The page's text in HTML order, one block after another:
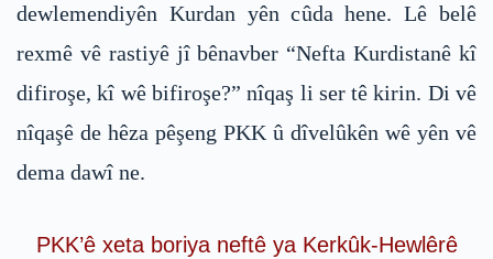
dewlemendiyên Kurdan yên cûda hene. Lê belê
rexmê vê rastiyê jî bênavber “Nefta Kurdistanê kî
difiroşe, kî wê bifiroşe?” nîqaş li ser tê kirin. Di vê
nîqaşê de hêza pêşeng PKK û dîvelûkên wê yên vê
dema dawî ne.
PKK’ê xeta boriya neftê ya Kerkûk-Hewlêrê